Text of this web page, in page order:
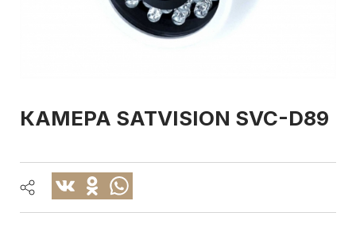
КАМЕРА SATVISION SVC-D89